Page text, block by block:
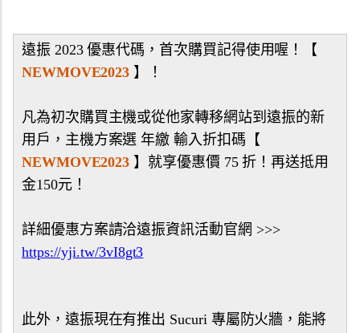
遠振 2023 優惠代碼，首次購買記得使用喔！【
NEWMOVE2023 】！
凡為初次購買主機或從他家轉移網站到遠振的新
用戶，主機方案選 年繳 輸入折扣碼【
NEWMOVE2023 】就享優惠價 75 折！再送抵用
金150元！
詳細優惠方案請洽遠振資訊活動官網 >>>
https://yji.tw/3vI8gt3
此外，遠振現在有推出 Sucuri 專屬防火牆，能將